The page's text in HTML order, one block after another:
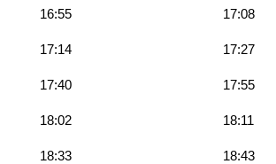
16:55 17:08
17:14 17:27
17:40 17:55
18:02 18:11
18:33 18:43